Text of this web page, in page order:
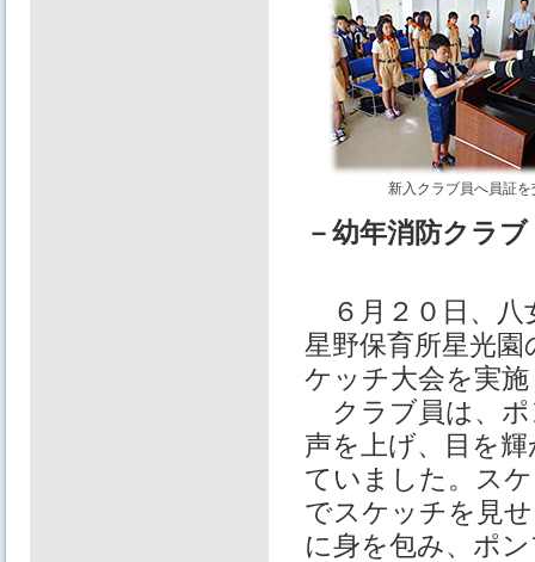
新入クラブ員へ員証を
－幼年消防クラ
６月２０日、八
星野保育所星光
ケッチ大会を実
クラブ員は、ポ
声を上げ、目を
ていました。ス
でスケッチを見
に身を包み、ポ